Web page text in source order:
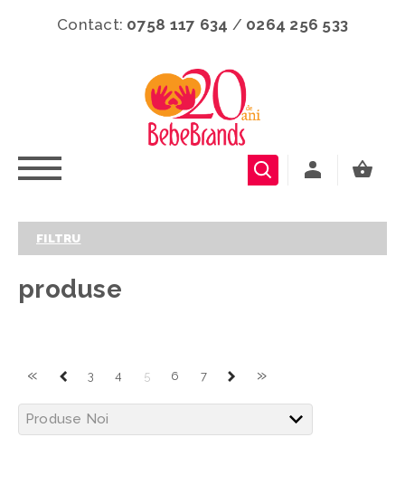
Contact: 0758 117 634 / 0264 256 533
FILTRU
produse
« 3 4 5 6 7 »